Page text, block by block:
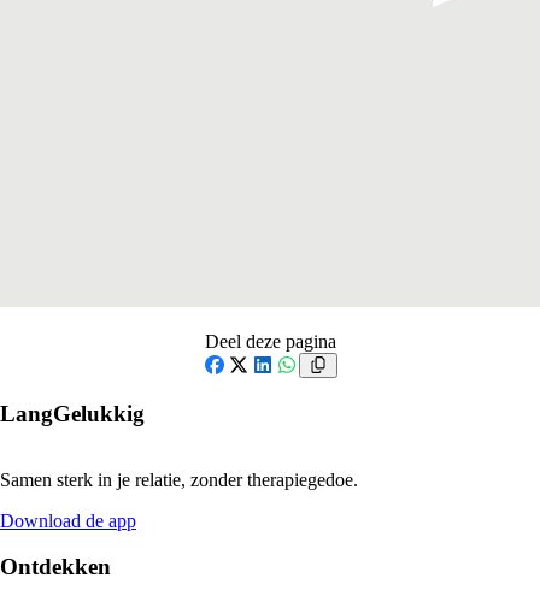
Deel deze pagina
LangGelukkig
Samen sterk in je relatie, zonder therapiegedoe.
Download de app
Ontdekken